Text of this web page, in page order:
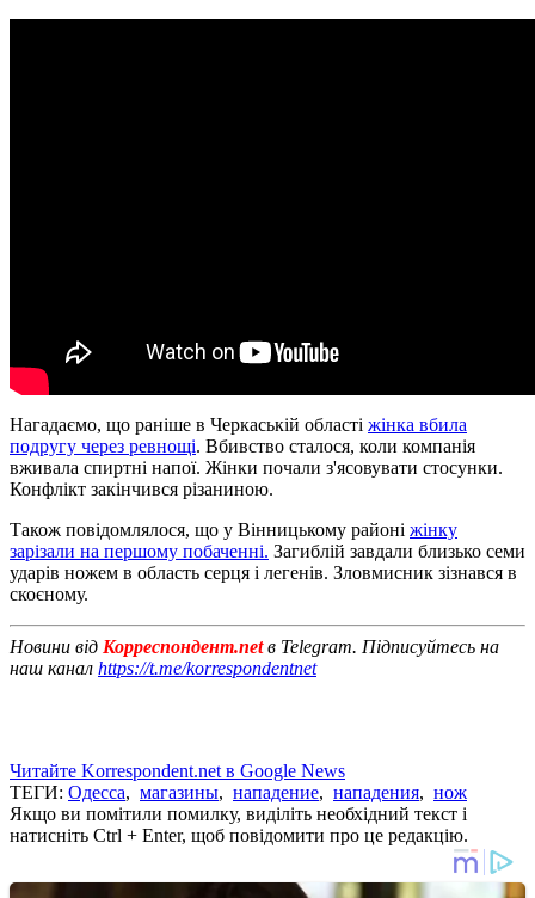
Нагадаємо, що раніше в Черкаській області жінка вбила
подругу через ревнощі. Вбивство сталося, коли компанія
вживала спиртні напої. Жінки почали з'ясовувати стосунки.
Конфлікт закінчився різаниною.
Також повідомлялося, що у Вінницькому районі жінку
зарізали на першому побаченні. Загиблій завдали близько семи
ударів ножем в область серця і легенів. Зловмисник зізнався в
скоєному.
Новини від Корреспондент.netв Telegram. Підписуйтесь на
наш канал https://t.me/korrespondentnet
Читайте Korrespondent.net в Google News
ТЕГИ: Одесса, магазины, нападение, нападения, нож
Якщо ви помітили помилку, виділіть необхідний текст і
натисніть Ctrl + Enter, щоб повідомити про це редакцію.